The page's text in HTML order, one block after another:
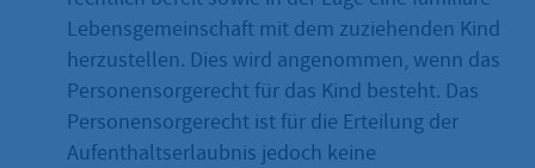
Lebensgemeinschaft mit dem zuziehenden Kind
herzustellen. Dies wird angenommen, wenn das
Personensorgerecht für das Kind besteht. Das
Personensorgerecht ist für die Erteilung der
Aufenthaltserlaubnis jedoch keine